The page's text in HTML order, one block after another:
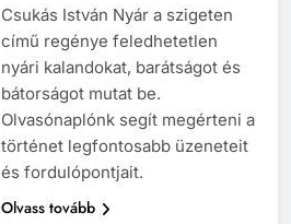
Csukás István Nyár a szigeten
című regénye feledhetetlen
nyári kalandokat, barátságot és
bátorságot mutat be.
Olvasónaplónk segít megérteni a
történet legfontosabb üzeneteit
és fordulópontjait.
Olvass tovább